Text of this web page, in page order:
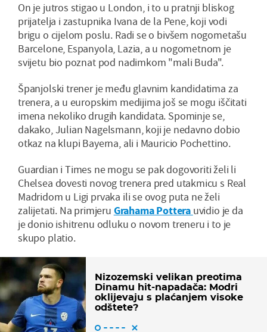
On je jutros stigao u London, i to u pratnji bliskog
prijatelja i zastupnika Ivana de la Pene, koji vodi
brigu o cijelom poslu. Radi se o bivšem nogometašu
Barcelone, Espanyola, Lazia, a u nogometnom je
svijetu bio poznat pod nadimkom "mali Buda".
Španjolski trener je među glavnim kandidatima za
trenera, a u europskim medijima još se mogu iščitati
imena nekoliko drugih kandidata. Spominje se,
dakako, Julian Nagelsmann, koji je nedavno dobio
otkaz na klupi Bayerna, ali i Mauricio Pochettino.
Guardian i Times ne mogu se pak dogovoriti želi li
Chelsea dovesti novog trenera pred utakmicu s Real
Madridom u Ligi prvaka ili se ovog puta ne želi
zalijetati. Na primjeru Grahama Pottera uvidio je da
je donio ishitrenu odluku o novom treneru i to je
skupo platio.
Nizozemski velikan preotima
Dinamu hit-napadača: Modri
oklijevaju s plaćanjem visoke
odštete?